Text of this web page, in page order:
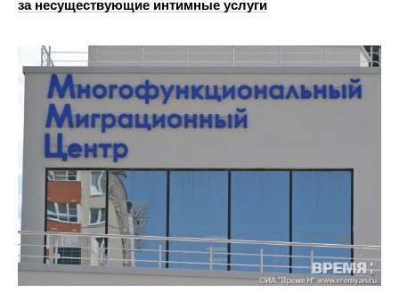
за несуществующие интимные услуги